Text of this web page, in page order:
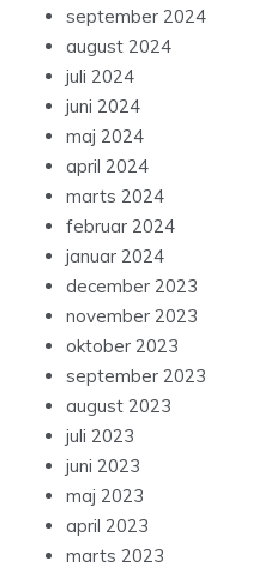
september 2024
august 2024
juli 2024
juni 2024
maj 2024
april 2024
marts 2024
februar 2024
januar 2024
december 2023
november 2023
oktober 2023
september 2023
august 2023
juli 2023
juni 2023
maj 2023
april 2023
marts 2023